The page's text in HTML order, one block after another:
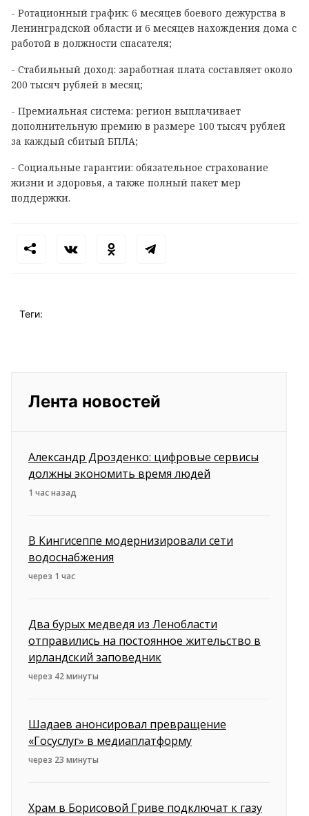
- Ротационный график: 6 месяцев боевого дежурства в
Ленинградской области и 6 месяцев нахождения дома с
работой в должности спасателя;
- Стабильный доход: заработная плата составляет около
200 тысяч рублей в месяц;
- Премиальная система: регион выплачивает
дополнительную премию в размере 100 тысяч рублей
за каждый сбитый БПЛА;
- Социальные гарантии: обязательное страхование
жизни и здоровья, а также полный пакет мер
поддержки.
Теги:
Лента новостей
Александр Дрозденко: цифровые сервисы
должны экономить время людей
1 час назад
В Кингисеппе модернизировали сети
водоснабжения
через 1 час
Два бурых медведя из Ленобласти
отправились на постоянное жительство в
ирландский заповедник
через 42 минуты
Шадаев анонсировал превращение
«Госуслуг» в медиаплатформу
через 23 минуты
Храм в Борисовой Гриве подключат к газу